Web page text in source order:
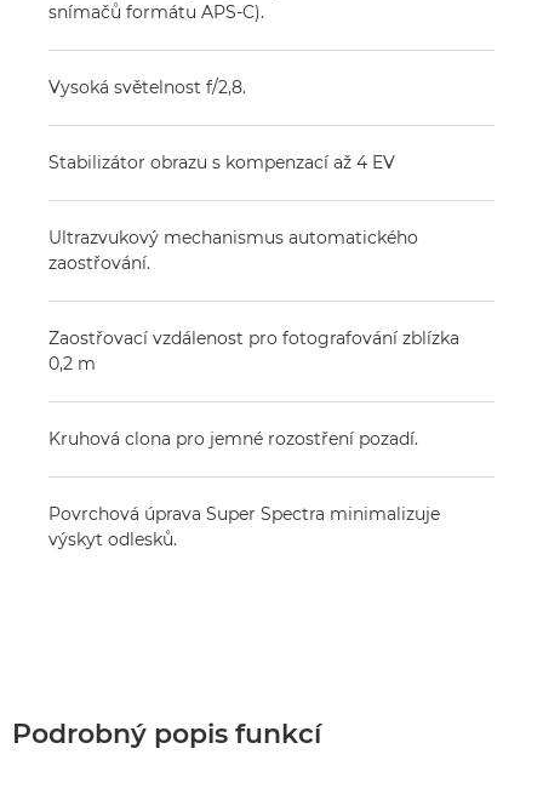
snímačů formátu APS-C).
Vysoká světelnost f/2,8.
Stabilizátor obrazu s kompenzací až 4 EV
Ultrazvukový mechanismus automatického
zaostřování.
Zaostřovací vzdálenost pro fotografování zblízka
0,2 m
Kruhová clona pro jemné rozostření pozadí.
Povrchová úprava Super Spectra minimalizuje
výskyt odlesků.
Podrobný popis funkcí